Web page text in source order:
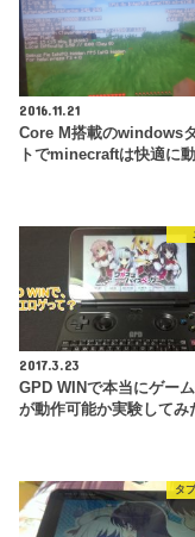
2016.11.21
Core M搭載のwindows
トでminecraftは快適に
2017.3.23
GPD WINで本当にゲー
が動作可能か実験してみ
タ